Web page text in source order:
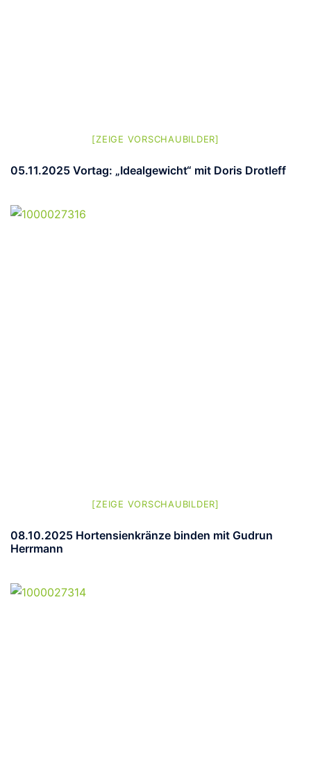
[ZEIGE VORSCHAUBILDER]
05.11.2025 Vortag: „Idealgewicht“ mit Doris Drotleff
[ZEIGE VORSCHAUBILDER]
08.10.2025 Hortensienkränze binden mit Gudrun
Herrmann